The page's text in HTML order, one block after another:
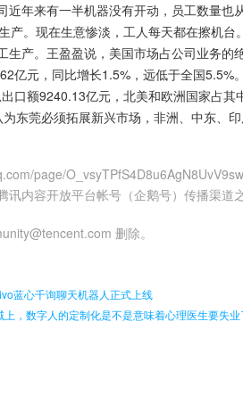
近年来有一半机器没有开动，员工数量
产。现在生意惨淡，工人每天都在擦机
生产。王盈盈说，美国市场占公司业务
亿元，同比增长1.5%，远低于全国
口额9240.13亿元，北美和欧洲国家占
东莞必须拓展新兴市场，非洲、中东、印
page/
讯内容开放平台帐号（企鹅号）传播渠道
删除。
蓝心千询聊天机器人正式上线
，数字人的定制化是不是意味着心理医生要失业